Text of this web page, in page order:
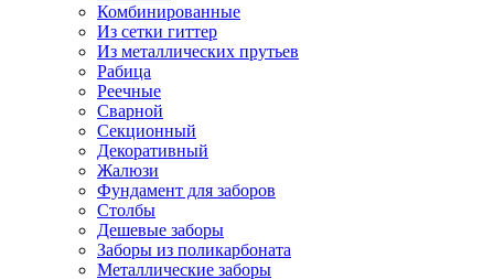
Комбинированные
Из сетки гиттер
Из металлических прутьев
Рабица
Реечные
Сварной
Секционный
Декоративный
Жалюзи
Фундамент для заборов
Столбы
Дешевые заборы
Заборы из поликарбоната
Металлические заборы